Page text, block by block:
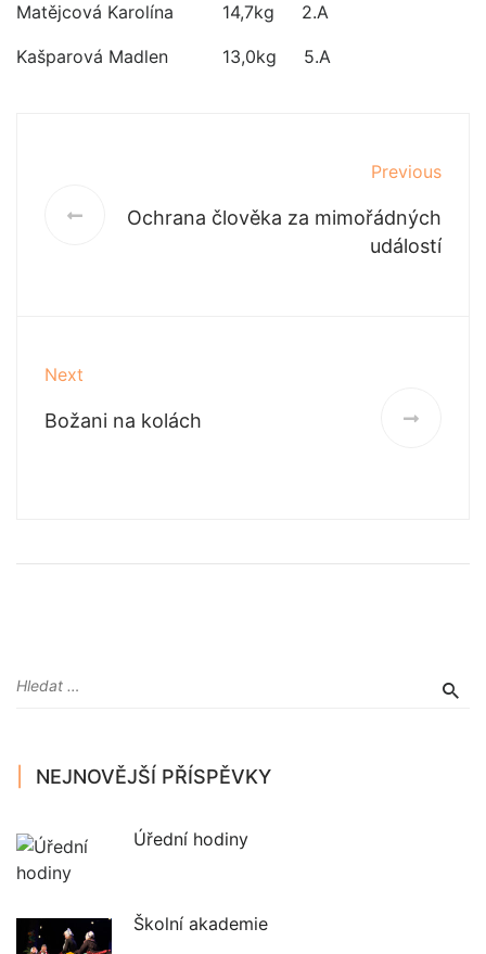
Matějcová Karolína 14,7kg 2.A
Kašparová Madlen 13,0kg 5.A
Previous
Ochrana člověka za mimořádných
událostí
Next
Božani na kolách
NEJNOVĚJŠÍ PŘÍSPĚVKY
Úřední hodiny
Školní akademie